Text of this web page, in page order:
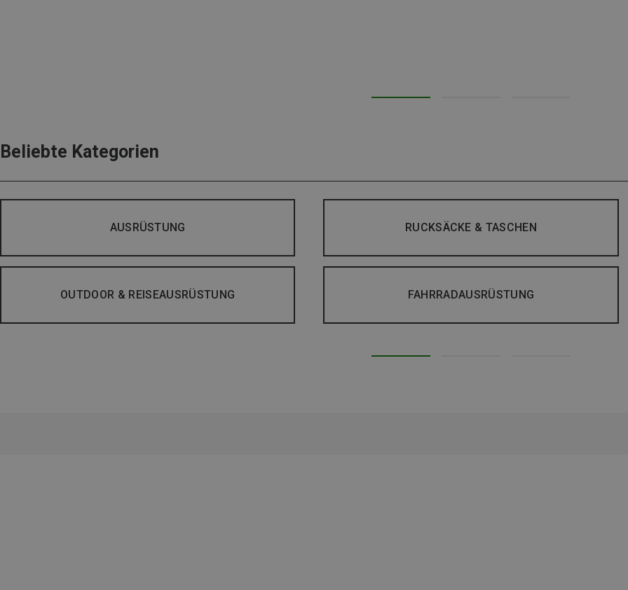
Beliebte Kategorien
AUSRÜSTUNG RUCKSÄCKE & TASCHEN
OUTDOOR & REISEAUSRÜSTUNG FAHRRADAUSRÜSTUNG